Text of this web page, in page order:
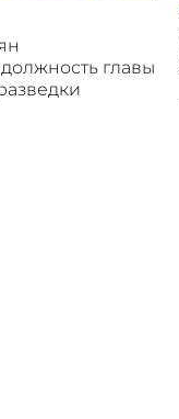
главы